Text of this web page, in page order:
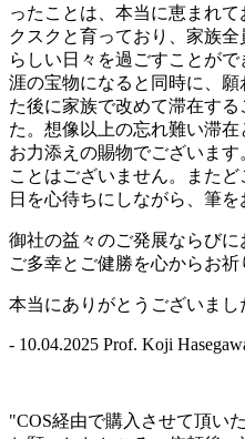
ったことは、本当に恵まれ
クスクと育っており、家族
らしい日々を過ごすことが
涯の宝物になると同時に、
た後に家族で改めて滞在す
た。想像以上の忘れ難い滞
お力添えの賜物でございま
ことはございません。また
日を心待ちにしながら、筆を
御社の益々のご発展ならび
ご多幸とご健勝を心からお祈
本当にありがとうございまし
- 10.04.2025 Prof. Koji
"COS経由で購入させて頂い